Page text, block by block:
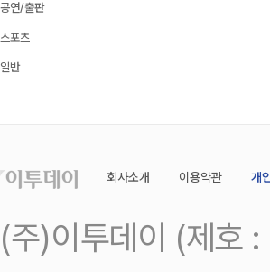
공연/출판
스포츠
일반
회사소개 이용약관 개
(주)이투데이 (제호